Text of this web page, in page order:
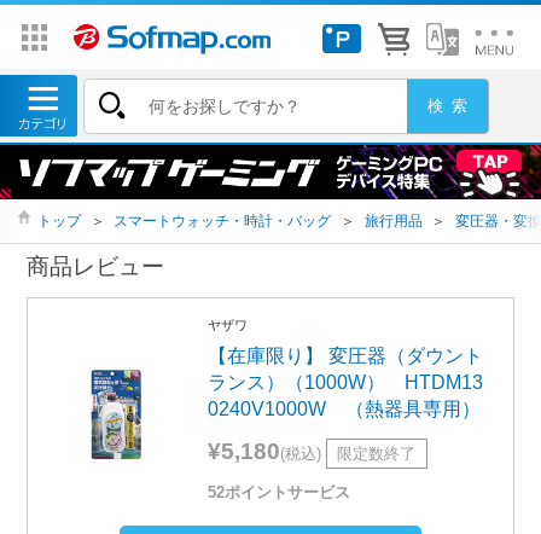
トップ ＞ スマートウォッチ・時計・バッグ ＞ 旅行用品 ＞ 変圧器・変
商品レビュー
ヤザワ
【在庫限り】 変圧器（ダウント
ランス）（1000W） HTDM13
0240V1000W （熱器具専用）
¥5,180(税込) 限定数終了
52ポイントサービス